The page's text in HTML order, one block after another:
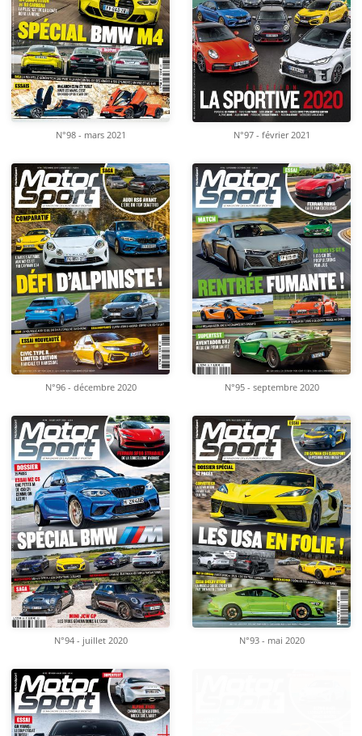
N°98 - mars 2021 N°97 - février 2021
N°96 - décembre 2020 N°95 - septembre 2020
N°94 - juillet 2020 N°93 - mai 2020